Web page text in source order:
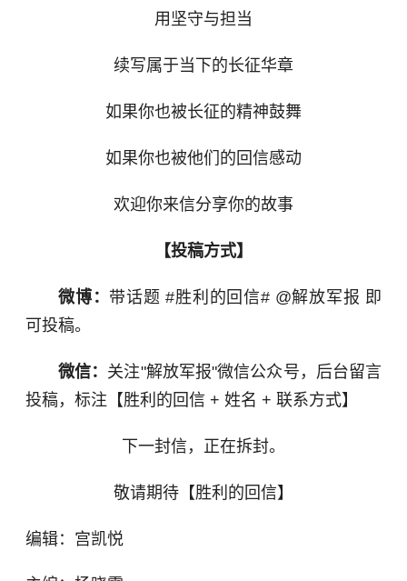
用坚守与担当
续写属于当下的长征华章
如果你也被长征的精神鼓舞
如果你也被他们的回信感动
欢迎你来信分享你的故事
【投稿方式】
微博： 带话题 #胜利的回信# @解放军报 即
可投稿。
微信： 关注"解放军报"微信公众号，后台留言
投稿，标注【胜利的回信 + 姓名 + 联系方式】
下一封信，正在拆封。
敬请期待【胜利的回信】
编辑：宫凯悦